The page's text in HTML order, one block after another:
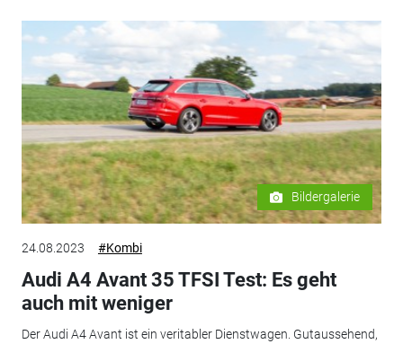
Bildergalerie
24.08.2023 #Kombi
Audi A4 Avant 35 TFSI Test: Es geht
auch mit weniger
Der Audi A4 Avant ist ein veritabler Dienstwagen. Gutaussehend,